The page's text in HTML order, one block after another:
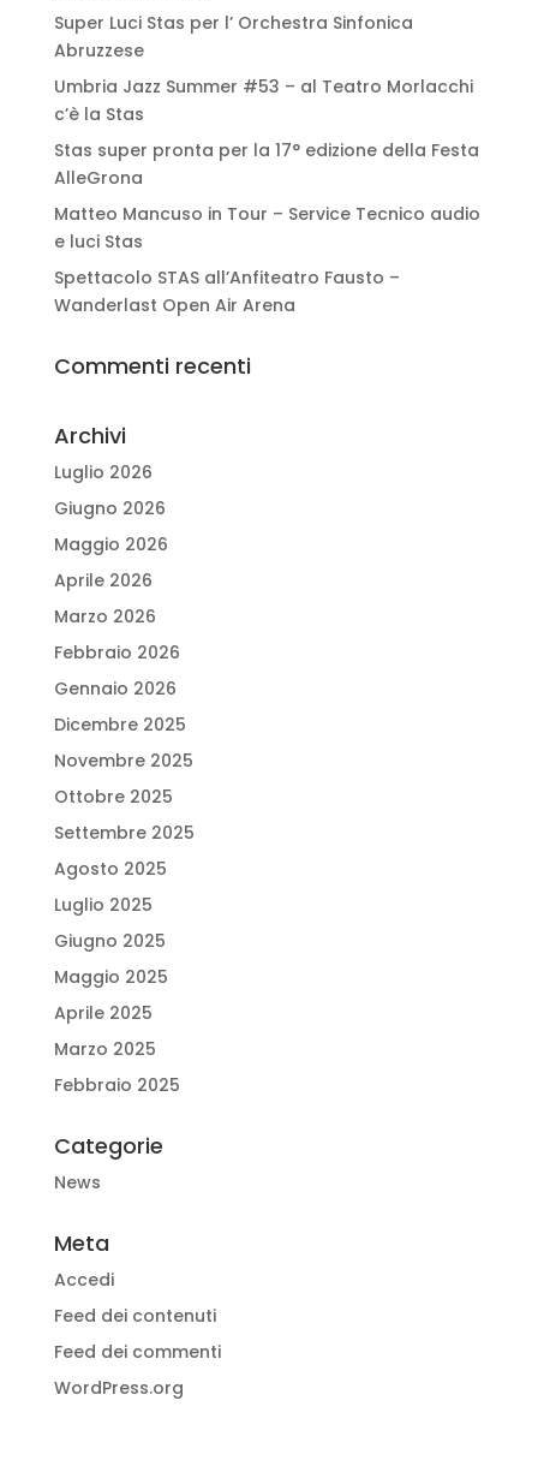
Super Luci Stas per l’ Orchestra Sinfonica
Abruzzese
Umbria Jazz Summer #53 – al Teatro Morlacchi
c’è la Stas
Stas super pronta per la 17° edizione della Festa
AlleGrona
Matteo Mancuso in Tour – Service Tecnico audio
e luci Stas
Spettacolo STAS all’Anfiteatro Fausto –
Wanderlast Open Air Arena
Commenti recenti
Archivi
Luglio 2026
Giugno 2026
Maggio 2026
Aprile 2026
Marzo 2026
Febbraio 2026
Gennaio 2026
Dicembre 2025
Novembre 2025
Ottobre 2025
Settembre 2025
Agosto 2025
Luglio 2025
Giugno 2025
Maggio 2025
Aprile 2025
Marzo 2025
Febbraio 2025
Categorie
News
Meta
Accedi
Feed dei contenuti
Feed dei commenti
WordPress.org